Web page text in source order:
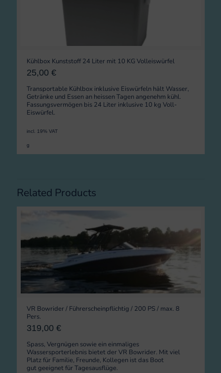
Kühlbox Kunststoff 24 Liter mit 10 KG Volleiswürfel
25,00 €
Transportable Kühlbox inklusive Eiswürfeln hält Wasser,
Getränke und Essen an heissen Tagen angenehm kühl.
Fassungsvermögen bis 24 Liter inklusive 10 kg Voll-
Eiswürfel.
incl. 19% VAT
g
Related Products
VR Bowrider / Führerscheinpflichtig / 200 PS / max. 8
Pers.
319,00 €
Spass, Vergnügen sowie ein einmaliges
Wassersporterlebnis bietet der VR Bowrider. Mit viel
Platz für Familie, Freunde, Kollegen ist das Boot
gut geeignet für Tagesausflüge.